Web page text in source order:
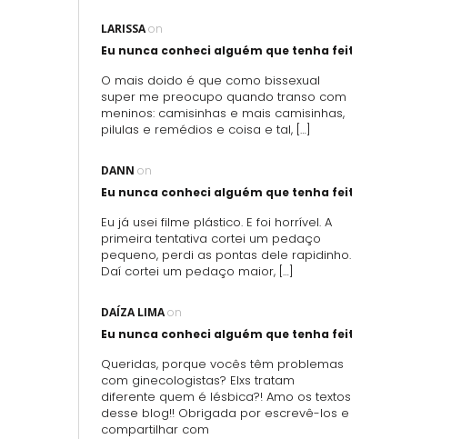
LARISSAon
Eu nunca conheci alguém que tenha feito sexo oral
O mais doido é que como bissexual
super me preocupo quando transo com
meninos: camisinhas e mais camisinhas,
pilulas e remédios e coisa e tal, […]
DANN on
Eu nunca conheci alguém que tenha feito sexo oral
Eu já usei filme plástico. E foi horrível. A
primeira tentativa cortei um pedaço
pequeno, perdi as pontas dele rapidinho.
Daí cortei um pedaço maior, […]
DAÍZA LIMAon
Eu nunca conheci alguém que tenha feito sexo oral
Queridas, porque vocês têm problemas
com ginecologistas? Elxs tratam
diferente quem é lésbica?! Amo os textos
desse blog!! Obrigada por escrevê-los e
compartilhar com